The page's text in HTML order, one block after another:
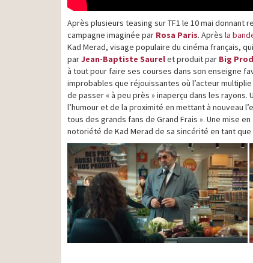
Après plusieurs teasing sur TF1 le 10 mai donnant
campagne imaginée par Rosa Paris. Après la
Kad Merad, visage populaire du cinéma français,
parJean-Baptiste Saurelet produit par Big
à tout pour faire ses courses dans son enseigne
improbables que réjouissantes où l’acteur
de passer « à peu près » inaperçu dans les
l’humour et de la proximité en mettant à nouveau
tous des grands fans de Grand Frais ». Une mise
notoriété de Kad Merad de sa sincérité en tant